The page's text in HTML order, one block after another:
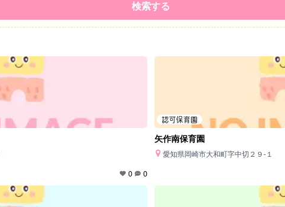
検索する
0 0
認可保育園
矢作南保育園
愛知県岡崎市大和町字中切２９‐１